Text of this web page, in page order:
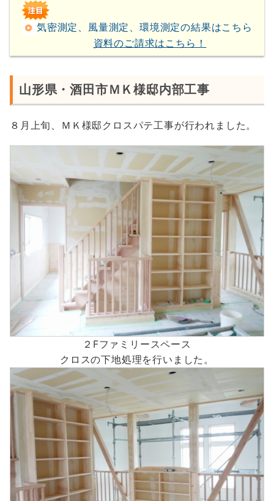
気密測定、風量測定、環境測定の結果はこちら
資料のご請求はこちら！
山形県・酒田市ＭＫ様邸内部工事
８月上旬、ＭＫ様邸クロスパテ工事が行われました。
２Fファミリースペース
クロスの下地処理を行いました。